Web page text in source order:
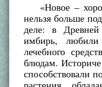
«Новое –
нельзя больше
деле: в
имбирь,
лечебного
блюдам.
способствовали